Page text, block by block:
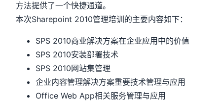
方法提供了一个快捷通道。
本次Sharepoint 2010管理培训的主要内容如下：
SPS 2010商业解决方案在企业应用中的价值
SPS 2010安装部署技术
SPS 2010网站集管理
企业内容管理解决方案重要技术管理与应用
Office Web App相关服务管理与应用